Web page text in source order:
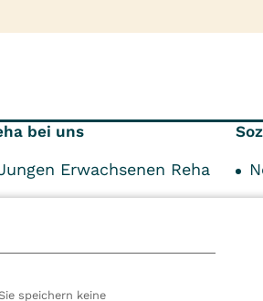
bei uns
Erwachsenen Reha
speichern keine